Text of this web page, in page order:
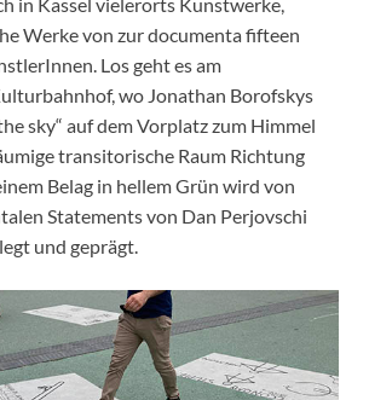
Werke von zur documenta fifteen
Los geht es am
wo Jonathan Borofskys
sky“ auf dem Vorplatz zum Himmel
transitorische Raum Richtung
Belag in hellem Grün wird von
Statements von Dan Perjovschi
und geprägt.